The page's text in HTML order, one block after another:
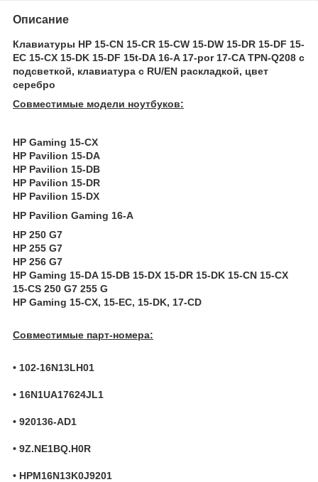
Описание
Клавиатуры HP 15-CN 15-CR 15-CW 15-DW 15-DR 15-DF 15-
EC 15-CX 15-DK 15-DF 15t-DA 16-A 17-por 17-CA TPN-Q208 с
подсветкой, клавиатура c RU/EN раскладкой, цвет
серебро
Совместимые модели ноутбуков:
HP Gaming 15-CX
HP Pavilion 15-DA
HP Pavilion 15-DB
HP Pavilion 15-DR
HP Pavilion 15-DX
HP Pavilion Gaming 16-A
HP 250 G7
HP 255 G7
HP 256 G7
HP Gaming 15-DA 15-DB 15-DX 15-DR 15-DK 15-CN 15-CX
15-CS 250 G7 255 G
HP Gaming 15-CX, 15-EC, 15-DK, 17-CD
Совместимые парт-номера:
• 102-16N13LH01
• 16N1UA17624JL1
• 920136-AD1
• 9Z.NE1BQ.H0R
• HPM16N13K0J9201